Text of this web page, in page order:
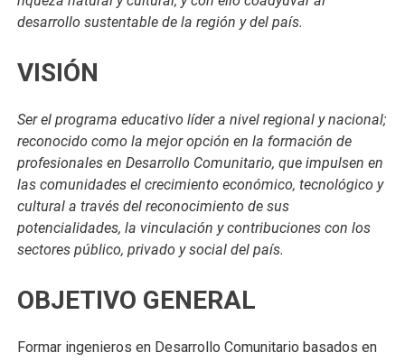
desarrollo sustentable de la región y del país.
VISIÓN
Serel programa educativo líder a nivel regional y nacional;
reconocido como la mejor opción en la formación de
profesionales en Desarrollo Comunitario, que impulsen en
las comunidades el crecimiento económico, tecnológico y
cultural a través del reconocimiento de sus
potencialidades, la vinculación y contribuciones con los
sectores público, privado y social del país.
OBJETIVO GENERAL
Formar ingenieros en Desarrollo Comunitario basados en